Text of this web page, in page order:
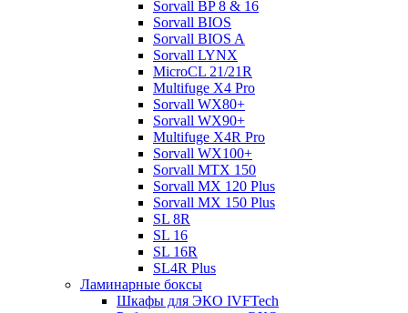
Sorvall BP 8 & 16
Sorvall BIOS
Sorvall BIOS A
Sorvall LYNX
MicroCL 21/21R
Multifuge X4 Pro
Sorvall WX80+
Sorvall WX90+
Multifuge X4R Pro
Sorvall WX100+
Sorvall МТХ 150
Sorvall МХ 120 Plus
Sorvall МХ 150 Plus
SL 8R
SL 16
SL 16R
SL4R Plus
Ламинарные боксы
Шкафы для ЭКО IVFTech